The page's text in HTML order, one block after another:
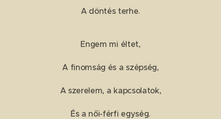
A döntés terhe.
Engem mi éltet,
A finomság és a szépség,
A szerelem, a kapcsolatok,
És a női-férfi egység.